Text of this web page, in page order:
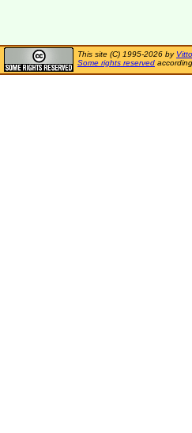
This site (C) 1995-2026 by
Some rights reserved